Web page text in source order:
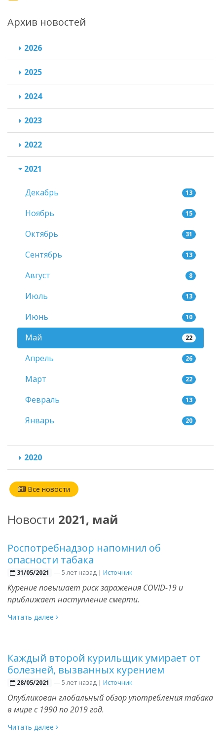
Новости 2021, май
Роспотребнадзор напомнил об
опасности табака
31/05/2021 —5 лет назад | Источник
Курение повышает риск заражения COVID-19 и
приближает наступление смерти.
Читать далее
Каждый второй курильщик умирает от
болезней, вызванных курением
28/05/2021 —5 лет назад | Источник
Опубликован глобальный обзор употребления табака
в мире с 1990 по 2019 год.
Читать далее
Архив новостей
2026
2025
2024
2023
2022
2021
Декабрь 13
Ноябрь 15
Октябрь 31
Сентябрь 13
Август 8
Июль 13
Июнь 10
Май 22
Апрель 26
Март 22
Февраль 13
Январь 20
2020
Все новости